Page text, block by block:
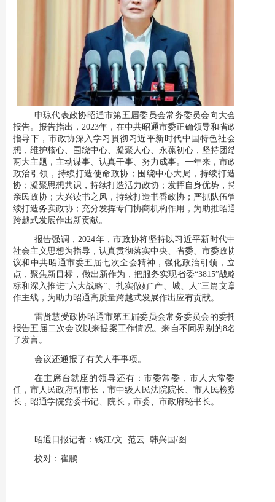
申琼代表政协昭通市第五届委员会常务委员会向大会作工作
报告。报告指出， 2023年，在中共昭通市委正确领导和省政协有力
指导下，市政协深入学习贯彻习近平新时代中国特色社会主义思
想，维护核心、围绕中心、凝聚人心、永葆初心，坚持团结和民主
两大主题，主动谋事、认真干事、努力成事。一年来，市政协强化
政治引领，持续打造使命政协；围绕中心大局，持续打造有为政
协；凝聚思想共识，持续打造活力政协；发挥自身优势，持续打造
亲民政协；大兴读书之风，持续打造书香政协；严抓队伍管理，持
续打造务实政协；充分发挥专门协商机构作用，为助推昭通高质量
跨越式发展作出新贡献。
报告强调， 2024年，市政协将坚持以习近平新时代中国特色
社会主义思想为指导，认真贯彻落实中央、省委、市委政协工作会
议和中共昭通市委五届七次全会精神，强化政治引领，立足新起
点，聚焦新目标，做出新作为，把服务实现省委“3815”战略发展目
标和深入推进“六大战略”、扎实做好“产、城、人”三篇文章作为工
作主线，为助力昭通高质量跨越式发展作出应有贡献。
雷贤慧受政协昭通市第五届委员会常务委员会的委托向大会
报告五届二次会议以来提案工作情况。来自不同界别的8名委员作
了发言。
会议还通报了有关人事事项。
在主席台就座的领导还有：市委常委，市人大常委会副主
任，市人民政府副市长，市中级人民法院院长、市人民检察院检察
长，昭通学院党委书记、院长，市委、市政府秘书长。
昭通日报记者：钱江/文 范云 韩兴国/图
校对：崔鹏